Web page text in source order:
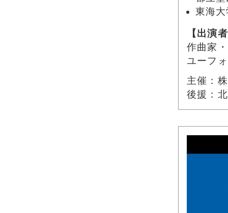
東海
【出演
作曲家
ユーフ
主催：
後援：